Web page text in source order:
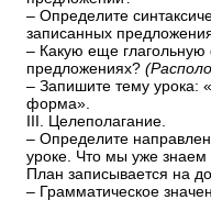
– Определите
записанных
– Какую еще
предложениях?
– Запишите тему урока:
форма».
III. Целеполагание.
– Определите
уроке. Что мы уже знаем
План записывается на
– Грамматическое